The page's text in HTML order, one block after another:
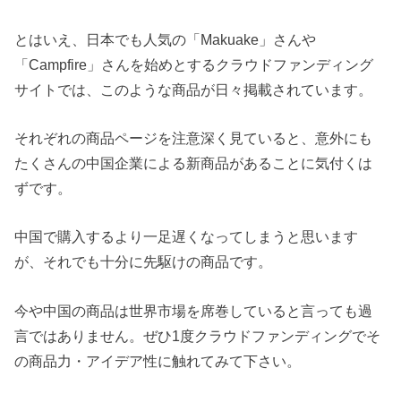
とはいえ、日本でも人気の「Makuake」さんや
「Campfire」さんを始めとするクラウドファンディング
サイトでは、このような商品が日々掲載されています。
それぞれの商品ページを注意深く見ていると、意外にも
たくさんの中国企業による新商品があることに気付くは
ずです。
中国で購入するより一足遅くなってしまうと思います
が、それでも十分に先駆けの商品です。
今や中国の商品は世界市場を席巻していると言っても過
言ではありません。ぜひ1度クラウドファンディングでそ
の商品力・アイデア性に触れてみて下さい。